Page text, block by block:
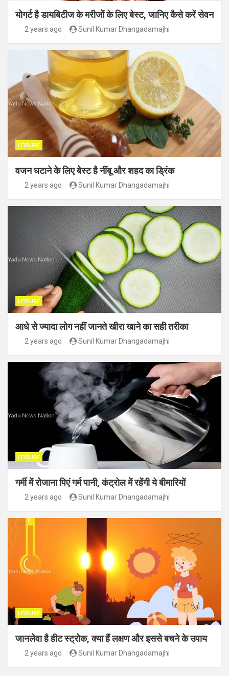
योगर्ट है डायबिटीज के मरीजों के लिए बेस्ट, जानिए कैसे करें सेवन
2 years ago Sunil Kumar Dhangadamajhi
LEISURE
वजन घटाने के लिए बेस्ट है नींबू और शहद का ड्रिंक
2 years ago Sunil Kumar Dhangadamajhi
LEISURE
आधे से ज्यादा लोग नहीं जानते खीरा खाने का सही तरीका
2 years ago Sunil Kumar Dhangadamajhi
LEISURE
गर्मी में रोजाना पिएं गर्म पानी, कंट्रोल में रहेंगी ये बीमारियों
2 years ago Sunil Kumar Dhangadamajhi
LEISURE
जानलेवा है हीट स्ट्रोक, क्या हैं लक्षण और इससे बचने के उपाय
2 years ago Sunil Kumar Dhangadamajhi